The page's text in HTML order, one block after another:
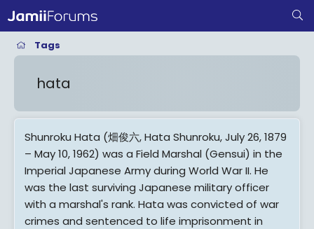
Tags
hata
Shunroku Hata (畑俊六, Hata Shunroku, July 26, 1879
– May 10, 1962) was a Field Marshal (Gensui) in the
Imperial Japanese Army during World War II. He
was the last surviving Japanese military officer
with a marshal's rank. Hata was convicted of war
crimes and sentenced to life imprisonment in